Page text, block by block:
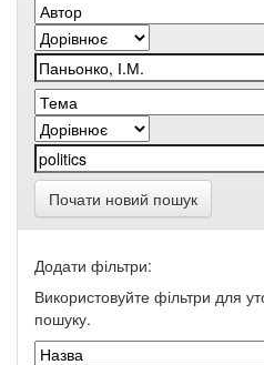
Почати новий пошук
Додати фільтри:
Використовуйте фільтри для
пошуку.